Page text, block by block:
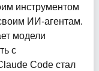
инструментом
ИИ-агентам.
модели
с
Code стал